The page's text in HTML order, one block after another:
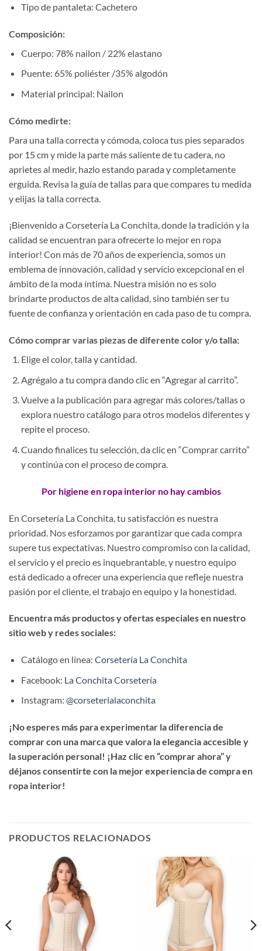
Tipo de pantaleta: Cachetero
Composición:
Cuerpo: 78% nailon / 22% elastano
Puente: 65% poliéster /35% algodón
Material principal: Nailon
Cómo medirte:
Para una talla correcta y cómoda, coloca tus pies separados
por 15 cm y mide la parte más saliente de tu cadera, no
aprietes al medir, hazlo estando parada y completamente
erguida. Revisa la guía de tallas para que compares tu medida
y elijas la talla correcta.
¡Bienvenido a Corsetería La Conchita, donde la tradición y la
calidad se encuentran para ofrecerte lo mejor en ropa
interior! Con más de 70 años de experiencia, somos un
emblema de innovación, calidad y servicio excepcional en el
ámbito de la moda íntima. Nuestra misión no es solo
brindarte productos de alta calidad, sino también ser tu
fuente de confianza y orientación en cada paso de tu compra.
Cómo comprar varias piezas de diferente color y/o talla:
Elige el color, talla y cantidad.
Agrégalo a tu compra dando clic en “Agregar al carrito”.
Vuelve a la publicación para agregar más colores/tallas o
explora nuestro catálogo para otros modelos diferentes y
repite el proceso.
Cuando finalices tu selección, da clic en “Comprar carrito”
y continúa con el proceso de compra.
Por higiene en ropa interior no hay cambios
En Corsetería La Conchita, tu satisfacción es nuestra
prioridad. Nos esforzamos por garantizar que cada compra
supere tus expectativas. Nuestro compromiso con la calidad,
el servicio y el precio es inquebrantable, y nuestro equipo
está dedicado a ofrecer una experiencia que refleje nuestra
pasión por el cliente, el trabajo en equipo y la honestidad.
Encuentra más productos y ofertas especiales en nuestro
sitio web y redes sociales:
Catálogo en línea: Corsetería La Conchita
Facebook: La Conchita Corsetería
Instagram: @corseterialaconchita
¡No esperes más para experimentar la diferencia de
comprar con una marca que valora la elegancia accesible y
la superación personal! ¡Haz clic en “comprar ahora” y
déjanos consentirte con la mejor experiencia de compra en
ropa interior!
PRODUCTOS RELACIONADOS